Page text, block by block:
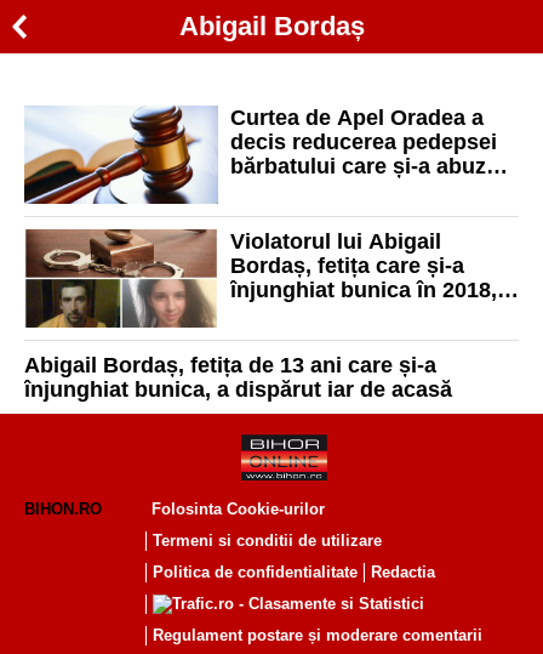
Abigail Bordaș
Curtea de Apel Oradea a
decis reducerea pedepsei
bărbatului care și-a abuzat
Violatorul lui Abigail
Bordaș, fetița care și-a
înjunghiat bunica în 2018,
Abigail Bordaș, fetița de 13 ani care și-a
înjunghiat bunica, a dispărut iar de acasă
BIHON.RO
Folosinta Cookie-urilor
Termeni si conditii de utilizare
Politica de confidentialitate
Redactia
Regulament postare și moderare comentarii